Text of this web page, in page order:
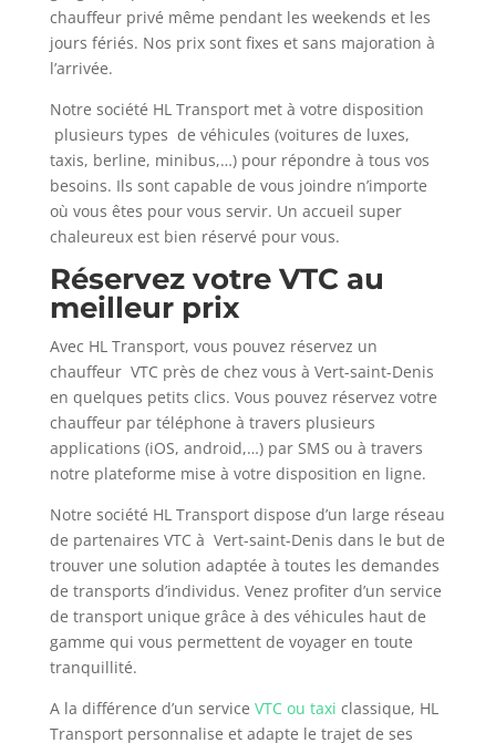
chauffeur privé même pendant les weekends et les
jours fériés. Nos prix sont fixes et sans majoration à
l’arrivée.
Notre société HL Transport met à votre disposition
plusieurs types de véhicules (voitures de luxes,
taxis, berline, minibus,…) pour répondre à tous vos
besoins. Ils sont capable de vous joindre n’importe
où vous êtes pour vous servir. Un accueil super
chaleureux est bien réservé pour vous.
Réservez votre VTC au
meilleur prix
Avec HL Transport, vous pouvez réservez un
chauffeur VTC près de chez vous à Vert-saint-Denis
en quelques petits clics. Vous pouvez réservez votre
chauffeur par téléphone à travers plusieurs
applications (iOS, android,…) par SMS ou à travers
notre plateforme mise à votre disposition en ligne.
Notre société HL Transport dispose d’un large réseau
de partenaires VTC à Vert-saint-Denis dans le but de
trouver une solution adaptée à toutes les demandes
de transports d’individus. Venez profiter d’un service
de transport unique grâce à des véhicules haut de
gamme qui vous permettent de voyager en toute
tranquillité.
A la différence d’un service VTC ou taxi classique, HL
Transport personnalise et adapte le trajet de ses